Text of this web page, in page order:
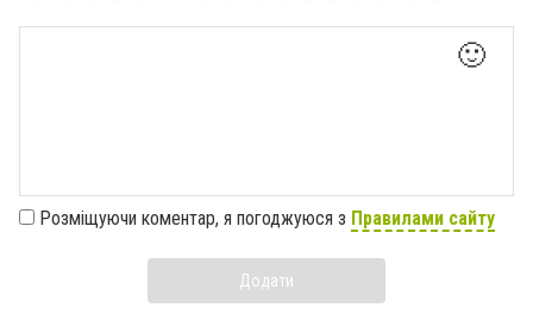
🙂
Розміщуючи коментар, я погоджуюся з Правилами сайту
Додати